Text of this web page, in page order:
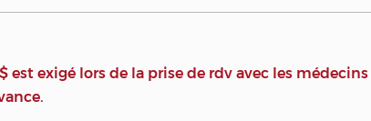
est exigé lors de la prise de rdv avec les